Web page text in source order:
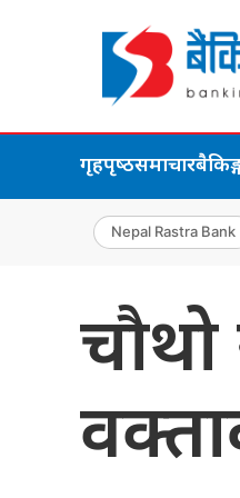
गृहपृष्‍ठसमाचार
Nepal Rastra Bank